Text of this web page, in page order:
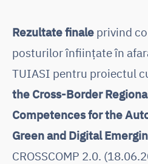
Rezultate finale privind
posturilor înființate în
TUIASI pentru proiectul
the Cross-Border
Competences for the
Green and Digital
CROSSCOMP 2.0.